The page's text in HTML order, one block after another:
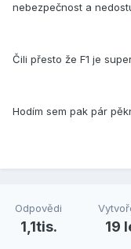
nebezpečnost a
Čili přesto že F1 je
Hodím sem pak pár
Odpovědi
1,1tis. 19